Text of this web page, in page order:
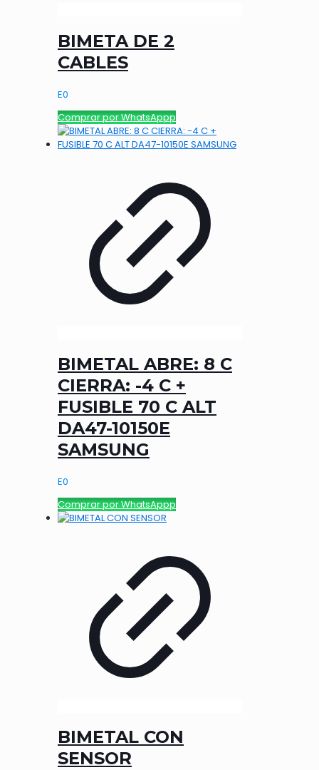
BIMETA DE 2
CABLES
E0
Comprar por WhatsAppp
BIMETAL ABRE: 8 C
CIERRA: -4 C +
FUSIBLE 70 C ALT
DA47-10150E
SAMSUNG
E0
Comprar por WhatsAppp
BIMETAL CON
SENSOR